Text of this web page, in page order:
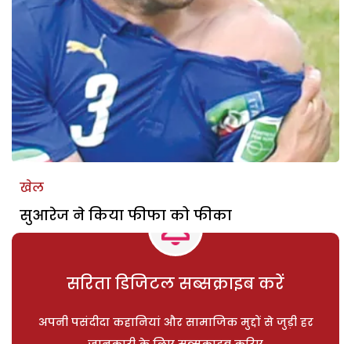
खेल
सुआरेज ने किया फीफा को फीका
सरिता डिजिटल सब्सक्राइब करें
अपनी पसंदीदा कहानियां और सामाजिक मुद्दों से जुड़ी हर